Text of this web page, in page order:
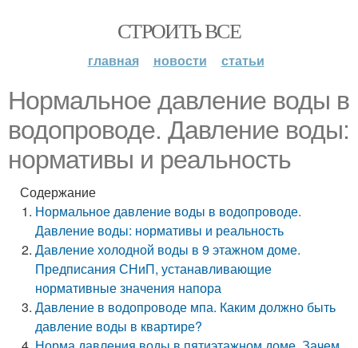
СТРОИТЬ ВСЕ
главная новости статьи
Нормальное давление воды в
водопроводе. Давление воды:
нормативы и реальность
Содержание
Нормальное давление воды в водопроводе.
Давление воды: нормативы и реальность
Давление холодной воды в 9 этажном доме.
Предписания СНиП, устанавливающие
нормативные значения напора
Давление в водопроводе мпа. Каким должно быть
давление воды в квартире?